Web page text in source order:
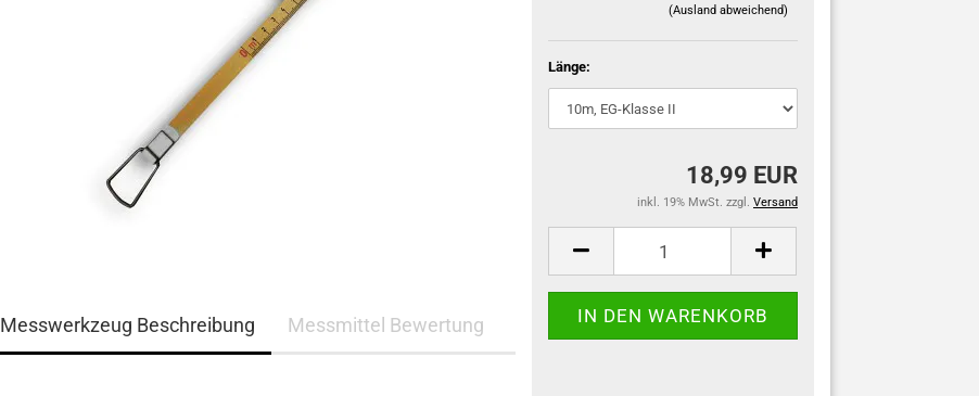
(Ausland abweichend)
Länge:
18,99 EUR
inkl. 19% MwSt. zzgl. Versand
Messwerkzeug Beschreibung Messmittel Bewertung